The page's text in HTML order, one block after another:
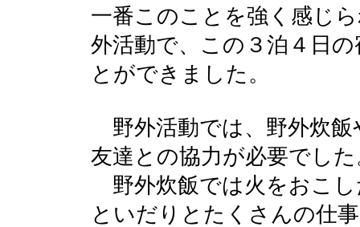
一番このことを強く感じ
外活動で、この３泊４日
とができました。
野外活動では、野外炊飯
友達との協力が必要でし
野外炊飯では火をおこ
といだりとたくさんの仕